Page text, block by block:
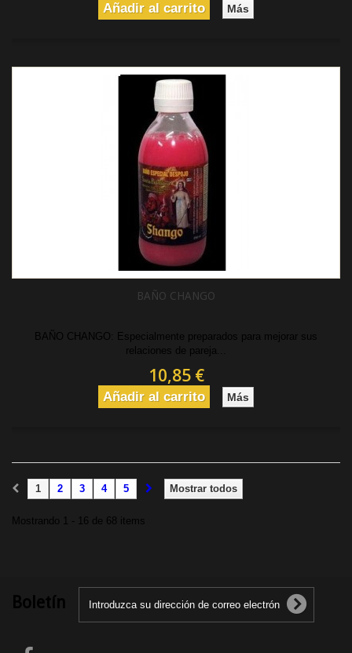
Añadir al carrito Más
BAÑO CHANGO
BAÑO CHANGO: Especialmente preparados para mejorar sus
relaciones de pareja...
10,85 €
Añadir al carrito Más
Mostrar todos
1 2 3 4 5
Mostrando 1 - 16 de 68 items
Boletín